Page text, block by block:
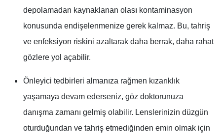
depolamadan kaynaklanan olası kontaminasyon
konusunda endişelenmenize gerek kalmaz. Bu, tahriş
ve enfeksiyon riskini azaltarak daha berrak, daha rahat
gözlere yol açabilir.
Önleyici tedbirleri almanıza rağmen kızarıklık
yaşamaya devam ederseniz, göz doktorunuza
danışma zamanı gelmiş olabilir. Lenslerinizin düzgün
oturduğundan ve tahriş etmediğinden emin olmak için